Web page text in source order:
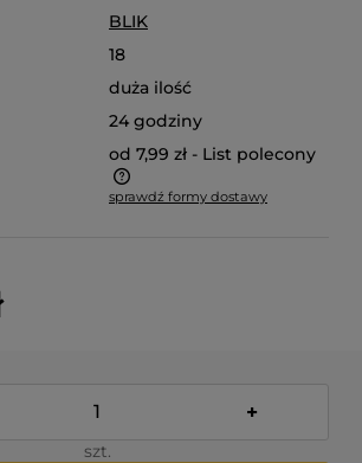
BLIK
18
duża ilość
24 godziny
od 7,99 zł - List polecony
ewentualnych kosztów płatności
sprawdź formy dostawy
+
szt.